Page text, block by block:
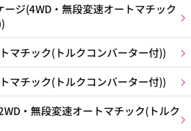
ジ(4WD・無段変速オートマチック
マチック(トルクコンバーター付))
マチック(トルクコンバーター付))
・無段変速オートマチック(トルク